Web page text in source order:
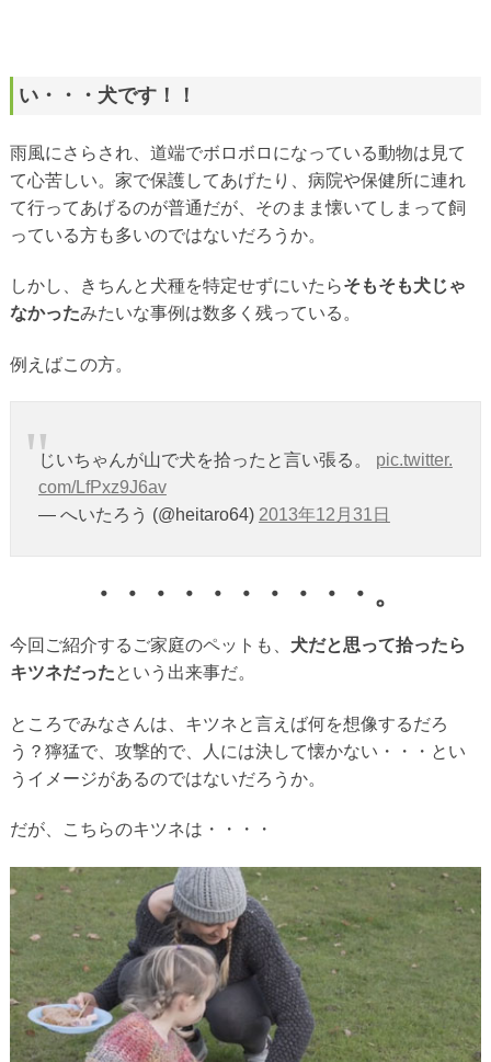
い・・・犬です！！
雨風にさらされ、道端でボロボロになっている動物は見て
て心苦しい。家で保護してあげたり、病院や保健所に連れ
て行ってあげるのが普通だが、そのまま懐いてしまって飼
っている方も多いのではないだろうか。
しかし、きちんと犬種を特定せずにいたらそもそも犬じゃ
なかったみたいな事例は数多く残っている。
例えばこの方。
じいちゃんが山で犬を拾ったと言い張る。 pic.twitter.
com/LfPxz9J6av
— へいたろう (@heitaro64) 2013年12月31日
・・・・・・・・・・。
今回ご紹介するご家庭のペットも、 犬だと思って拾ったら
キツネだったという出来事だ。
ところでみなさんは、キツネと言えば何を想像するだろ
う？獰猛で、攻撃的で、人には決して懐かない・・・とい
うイメージがあるのではないだろうか。
だが、こちらのキツネは・・・・